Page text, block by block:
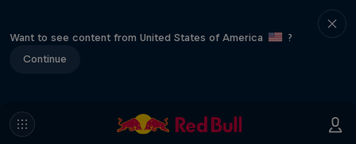
Want to see content from United States of America
?
Continue